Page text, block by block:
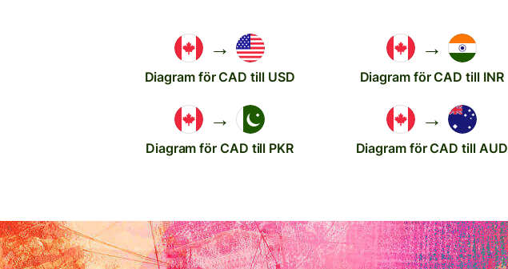
→
Diagram för CAD till USD
→
Diagram för CAD till INR
→
Diagram för CAD till PKR
→
Diagram för CAD till AUD